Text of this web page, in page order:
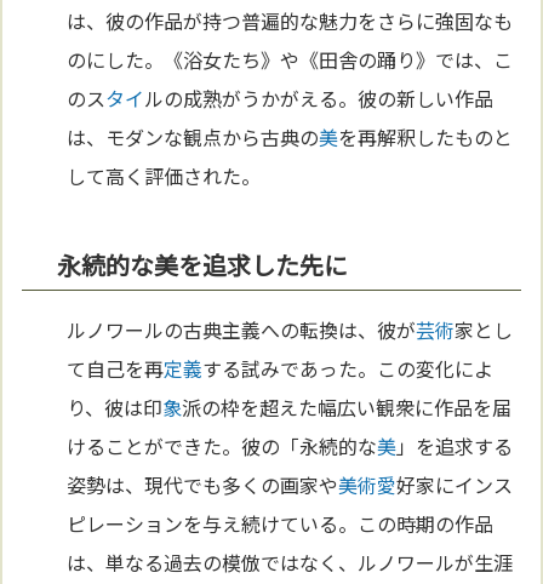
は、彼の作品が持つ普遍的な魅力をさらに強固なも
のにした。《浴女たち》や《田舎の踊り》では、こ
のスタイルの成熟がうかがえる。彼の新しい作品
は、モダンな観点から古典の美を再解釈したものと
して高く評価された。
永続的な美を追求した先に
ルノワールの古典主義への転換は、彼が芸術家とし
て自己を再定義する試みであった。この変化によ
り、彼は印象派の枠を超えた幅広い観衆に作品を届
けることができた。彼の「永続的な美」を追求する
姿勢は、現代でも多くの画家や美術愛好家にインス
ピレーションを与え続けている。この時期の作品
は、単なる過去の模倣ではなく、ルノワールが生涯